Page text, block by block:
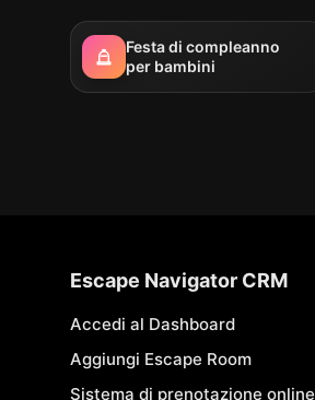
Festa di compleanno
per bambini
Escape Navigator CRM
Accedi al Dashboard
Aggiungi Escape Room
Sistema di prenotazione online